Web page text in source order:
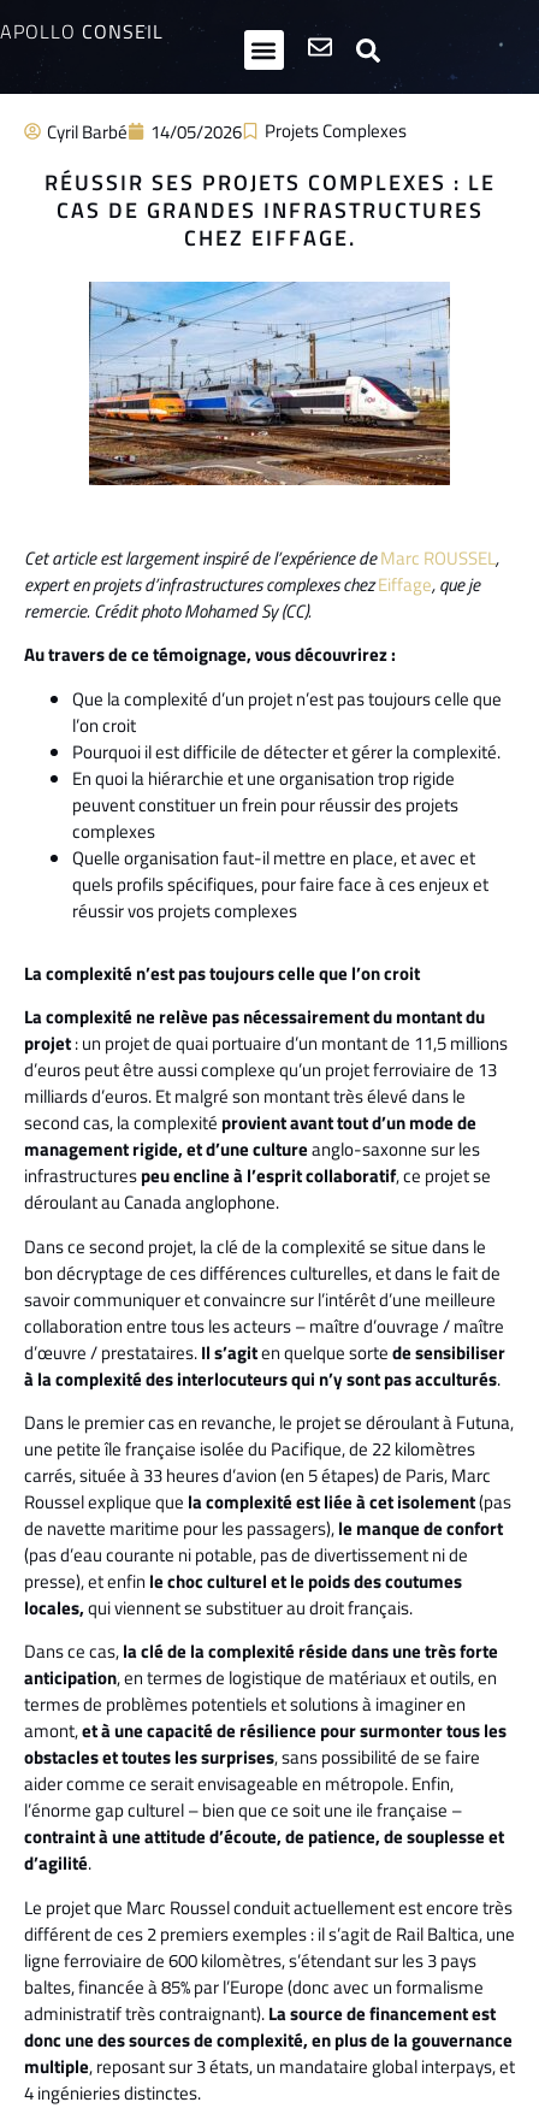
APOLLO CONSEIL
Cyril Barbé 14/05/2026 Projets Complexes
RÉUSSIR SES PROJETS COMPLEXES : LE
CAS DE GRANDES INFRASTRUCTURES
CHEZ EIFFAGE.
Cet article est largement inspiré de l’expérience deMarc ROUSSEL,
expert en projets d’infrastructures complexes chezEiffage, que je
remercie. Crédit photo Mohamed Sy (CC).
Au travers de ce témoignage, vous découvrirez :
Que la complexité d’un projet n’est pas toujours celle que
l’on croit
Pourquoi il est difficile de détecter et gérer la complexité.
En quoi la hiérarchie et une organisation trop rigide
peuvent constituer un frein pour réussir des projets
complexes
Quelle organisation faut-il mettre en place, et avec et
quels profils spécifiques, pour faire face à ces enjeux et
réussir vos projets complexes
La complexité n’est pas toujours celle que l’on croit
La complexité ne relève pas nécessairement du montant du
projet: un projet de quai portuaire d’un montant de 11,5 millions
d’euros peut être aussi complexe qu’un projet ferroviaire de 13
milliards d’euros. Et malgré son montant très élevé dans le
second cas, la complexité provient avant tout d’un mode de
management rigide, et d’une cultureanglo-saxonne sur les
infrastructurespeu encline à l’esprit collaboratif, ce projet se
déroulant au Canada anglophone.
Dans ce second projet, la clé de la complexité se situe dans le
bon décryptage de ces différences culturelles, et dans le fait de
savoir communiquer et convaincre sur l’intérêt d’une meilleure
collaboration entre tous les acteurs – maître d’ouvrage / maître
d’œuvre / prestataires.Il s’agiten quelque sortedesensibiliser
à la complexité des interlocuteurs qui n’y sont pas acculturés.
Dans le premier cas en revanche, le projet se déroulant à Futuna,
une petite île française isolée du Pacifique, de 22 kilomètres
carrés, située à 33 heures d’avion (en 5 étapes) de Paris, Marc
Roussel explique que la complexité est liée à cet isolement(pas
de navette maritime pour les passagers),le manque de confort
(pas d’eau courante ni potable, pas de divertissement ni de
presse), et enfin le choc culturel et le poids des coutumes
locales,qui viennent se substituer au droit français.
Dans ce cas,la clé de la complexité réside dans une très forte
anticipation, en termes de logistique de matériaux et outils, en
termes de problèmes potentiels et solutions à imaginer en
amont,et à une capacité de résilience pour surmonter tous les
obstacles et toutes les surprises, sans possibilité de se faire
aider comme ce serait envisageable en métropole. Enfin,
l’énorme gap culturel – bien que ce soit une ile française –
contraint à une attitude d’écoute, de patience, de souplesse et
d’agilité.
Le projet que Marc Roussel conduit actuellement est encore très
différent de ces 2 premiers exemples : il s’agit de Rail Baltica, une
ligne ferroviaire de 600 kilomètres, s’étendant sur les 3 pays
baltes, financée à 85% par l’Europe (donc avec un formalisme
administratif très contraignant).La source de financement est
donc une des sources de complexité, en plus de la gouvernance
multiple, reposant sur 3 états, un mandataire global interpays, et
4 ingénieries distinctes.